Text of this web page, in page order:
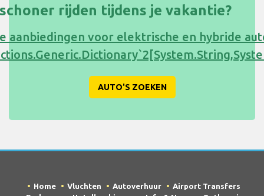
rijden tijdens je vakantie?
aanbiedingen voor elektrische en hybride
AUTO'S ZOEKEN
Home Vluchten Autoverhuur
Airport Transfers